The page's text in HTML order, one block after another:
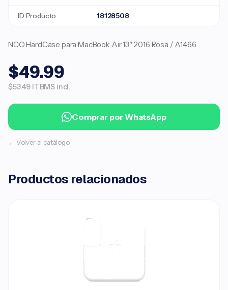
ID Producto 18128508
NCO HardCase para MacBook Air 13'' 2016 Rosa / A1466
$49.99
$53.49 ITBMS incl.
Comprar por WhatsApp
← Volver al catálogo
Productos relacionados